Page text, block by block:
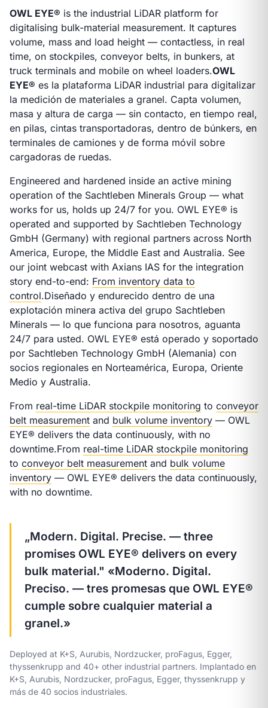
OWL EYE® is the industrial LiDAR platform for
digitalising bulk-material measurement. It captures
volume, mass and load height — contactless, in real
time, on stockpiles, conveyor belts, in bunkers, at
truck terminals and mobile on wheel loaders.OWL
EYE® es la plataforma LiDAR industrial para digitalizar
la medición de materiales a granel. Capta volumen,
masa y altura de carga — sin contacto, en tiempo real,
en pilas, cintas transportadoras, dentro de búnkers, en
terminales de camiones y de forma móvil sobre
cargadoras de ruedas.
Engineered and hardened inside an active mining
operation of the Sachtleben Minerals Group — what
works for us, holds up 24/7 for you. OWL EYE® is
operated and supported by Sachtleben Technology
GmbH (Germany) with regional partners across North
America, Europe, the Middle East and Australia. See
our joint webcast with Axians IAS for the integration
story end-to-end: From inventory data to
control.Diseñado y endurecido dentro de una
explotación minera activa del grupo Sachtleben
Minerals — lo que funciona para nosotros, aguanta
24/7 para usted. OWL EYE® está operado y soportado
por Sachtleben Technology GmbH (Alemania) con
socios regionales en Norteamérica, Europa, Oriente
Medio y Australia.
From real-time LiDAR stockpile monitoring to conveyor
belt measurement and bulk volume inventory — OWL
EYE® delivers the data continuously, with no
downtime.From real-time LiDAR stockpile monitoring
to conveyor belt measurement and bulk volume
inventory — OWL EYE® delivers the data continuously,
with no downtime.
„Modern. Digital. Precise. — three
promises OWL EYE® delivers on every
bulk material." «Moderno. Digital.
Preciso. — tres promesas que OWL EYE®
cumple sobre cualquier material a
granel.»
Deployed at K+S, Aurubis, Nordzucker, proFagus, Egger,
thyssenkrupp and 40+ other industrial partners. Implantado en
K+S, Aurubis, Nordzucker, proFagus, Egger, thyssenkrupp y
más de 40 socios industriales.